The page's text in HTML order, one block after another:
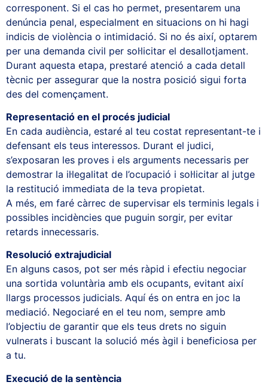
corresponent. Si el cas ho permet, presentarem una
denúncia penal, especialment en situacions on hi hagi
indicis de violència o intimidació. Si no és així, optarem
per una demanda civil per sol·licitar el desallotjament.
Durant aquesta etapa, prestaré atenció a cada detall
tècnic per assegurar que la nostra posició sigui forta
des del començament.
Representació en el procés judicial
En cada audiència, estaré al teu costat representant-te i
defensant els teus interessos. Durant el judici,
s’exposaran les proves i els arguments necessaris per
demostrar la il·legalitat de l’ocupació i sol·licitar al jutge
la restitució immediata de la teva propietat.
A més, em faré càrrec de supervisar els terminis legals i
possibles incidències que puguin sorgir, per evitar
retards innecessaris.
Resolució extrajudicial
En alguns casos, pot ser més ràpid i efectiu negociar
una sortida voluntària amb els ocupants, evitant així
llargs processos judicials. Aquí és on entra en joc la
mediació. Negociaré en el teu nom, sempre amb
l’objectiu de garantir que els teus drets no siguin
vulnerats i buscant la solució més àgil i beneficiosa per
a tu.
Execució de la sentència